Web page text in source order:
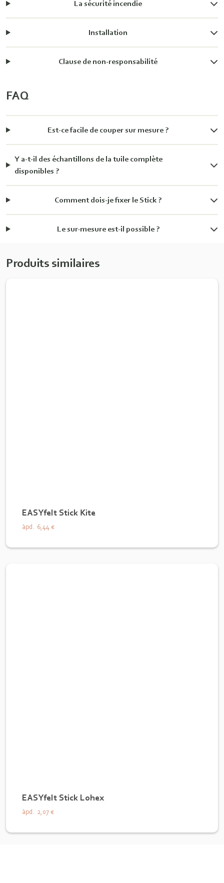
La sécurité incendie
Installation
Clause de non-responsabilité
FAQ
Est-ce facile de couper sur mesure ?
Y a-t-il des échantillons de la tuile complète
disponibles ?
Comment dois-je fixer le Stick ?
Le sur-mesure est-il possible ?
Produits similaires
EASYfelt Stick Kite
àpd. 6,44 €
EASYfelt Stick Lohex
àpd. 2,07 €